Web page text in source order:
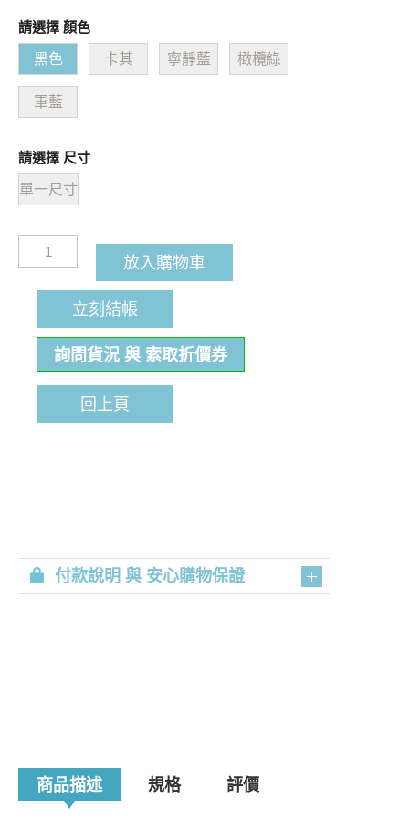
請選擇 顏色
黑色 卡其 寧靜藍 橄欖綠
軍藍
請選擇 尺寸
單一尺寸
放入購物車
立刻結帳
詢問貨況 與 索取折價券
回上頁
付款說明 與 安心購物保證
商品描述 規格 評價